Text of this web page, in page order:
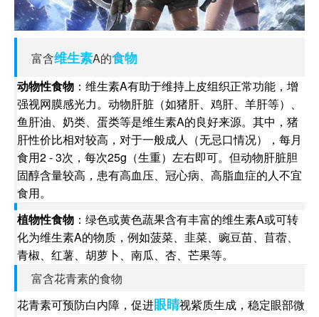
富含维生素A的食物
动物性食物 ：维生素A有助于维持上皮组织正常功能，增
强视网膜感光力。动物肝脏（如猪肝、鸡肝、羊肝等）、
鱼肝油、奶类、蛋类等是维生素A的良好来源。其中，猪
肝性价比相对较高，对于一般成人（无忌口情况），每月
食用2 - 3次，每次25g（生重）左右即可。但动物肝脏胆
固醇含量较高，患有高血压、冠心病、高脂血症的人不宜
食用。
植物性食物 ：绿色或黄色蔬果含有丰富的维生素A或可转
化为维生素A的物质，例如菠菜、韭菜、豌豆苗、苜蓿、
青椒、红薯、胡萝卜、南瓜、杏、芒果等。
富含花青素的食物
花青素可预防白内障，促进眼睛视紫质生成，稳定眼部微